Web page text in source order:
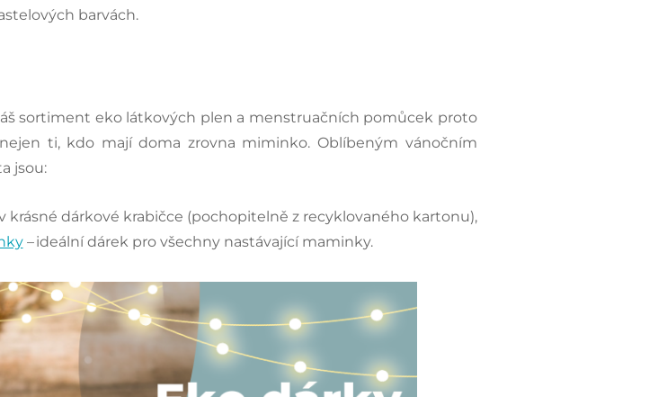
barvách.
sortiment eko látkových plen a menstruačních pomůcek proto
ti, kdo mají doma zrovna miminko. Oblíbeným vánočním
jsou:
krásné dárkové krabičce (pochopitelně z recyklovaného kartonu),
– ideální dárek pro všechny nastávající maminky.